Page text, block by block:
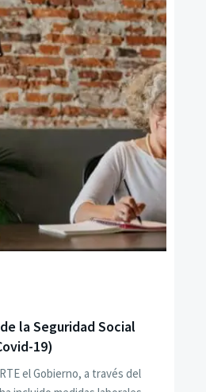
la Seguridad Social
19)
el Gobierno, a través del